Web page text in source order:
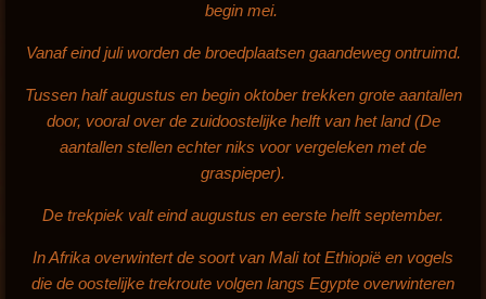
begin mei.
Vanaf eind juli worden de broedplaatsen gaandeweg ontruimd.
Tussen half augustus en begin oktober trekken grote aantallen
door, vooral over de zuidoostelijke helft van het land (De
aantallen stellen echter niks voor vergeleken met de
graspieper).
De trekpiek valt eind augustus en eerste helft september.
In Afrika overwintert de soort van Mali tot Ethiopië en vogels
die de oostelijke trekroute volgen langs Egypte overwinteren